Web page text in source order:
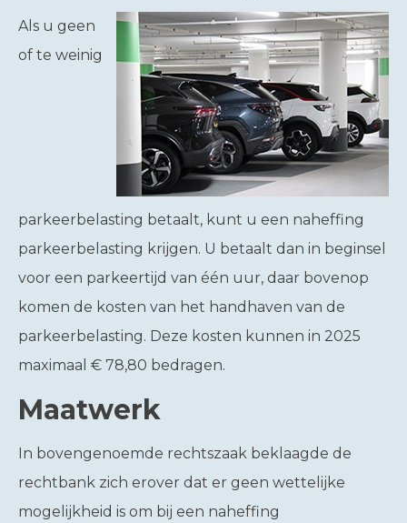
Als u geen
of te weinig
parkeerbelasting betaalt, kunt u een naheffing
parkeerbelasting krijgen. U betaalt dan in beginsel
voor een parkeertijd van één uur, daar bovenop
komen de kosten van het handhaven van de
parkeerbelasting. Deze kosten kunnen in 2025
maximaal € 78,80 bedragen.
Maatwerk
In bovengenoemde rechtszaak beklaagde de
rechtbank zich erover dat er geen wettelijke
mogelijkheid is om bij een naheffing